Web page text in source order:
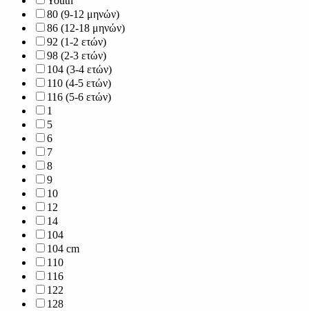
80 (9-12 μηνών)
86 (12-18 μηνών)
92 (1-2 ετών)
98 (2-3 ετών)
104 (3-4 ετών)
110 (4-5 ετών)
116 (5-6 ετών)
1
5
6
7
8
9
10
12
14
104
104 cm
110
116
122
128